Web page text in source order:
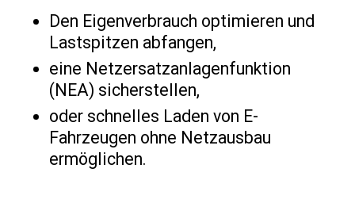
Den Eigenverbrauch optimieren und
Lastspitzen abfangen,
eine Netzersatzanlagenfunktion
(NEA) sicherstellen,
oder schnelles Laden von E-
Fahrzeugen ohne Netzausbau
ermöglichen.